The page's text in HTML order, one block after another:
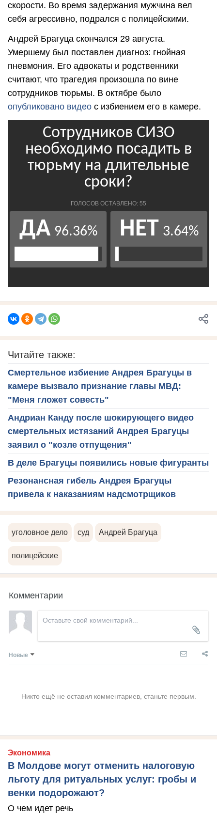
скорости. Во время задержания мужчина вел
себя агрессивно, подрался с полицейскими.
Андрей Брагуца скончался 29 августа.
Умершему был поставлен диагноз: гнойная
пневмония. Его адвокаты и родственники
считают, что трагедия произошла по вине
сотрудников тюрьмы. В октябре было
опубликовано видео с избиением его в камере.
Читайте также:
Смертельное избиение Андрея Брагуцы в
камере вызвало признание главы МВД:
"Меня гложет совесть"
Андриан Канду после шокирующего видео
смертельных истязаний Андрея Брагуцы
заявил о "козле отпущения"
В деле Брагуцы появились новые фигуранты
Резонансная гибель Андрея Брагуцы
привела к наказаниям надсмотрщиков
уголовное дело суд Андрей Брагуца
полицейские
Комментарии
Новые
Никто ещё не оставил комментариев, станьте первым.
Экономика
В Молдове могут отменить налоговую
льготу для ритуальных услуг: гробы и
венки подорожают?
О чем идет речь